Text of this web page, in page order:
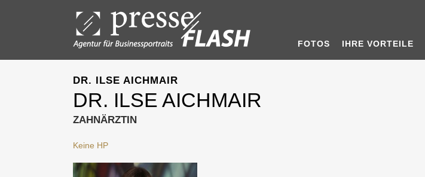
FOTOS IHRE VORTEILE
DR. ILSE AICHMAIR
DR. ILSE AICHMAIR
ZAHNÄRZTIN
Keine HP